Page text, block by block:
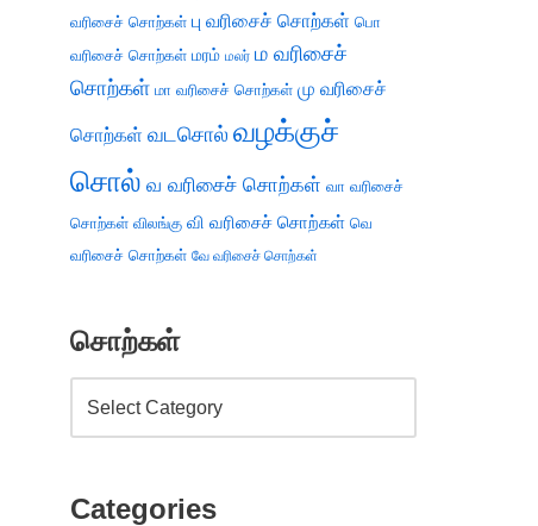
வரிசைச் சொற்கள் பு வரிசைச் சொற்கள் பொ
வரிசைச் சொற்கள் மரம் மலர் ம வரிசைச்
சொற்கள் மா வரிசைச் சொற்கள் மு வரிசைச்
சொற்கள் வடசொல் வழக்குச்
சொல் வ வரிசைச் சொற்கள் வா வரிசைச்
சொற்கள் விலங்கு வி வரிசைச் சொற்கள் வெ
வரிசைச் சொற்கள் வே வரிசைச் சொற்கள்
சொற்கள்
Categories